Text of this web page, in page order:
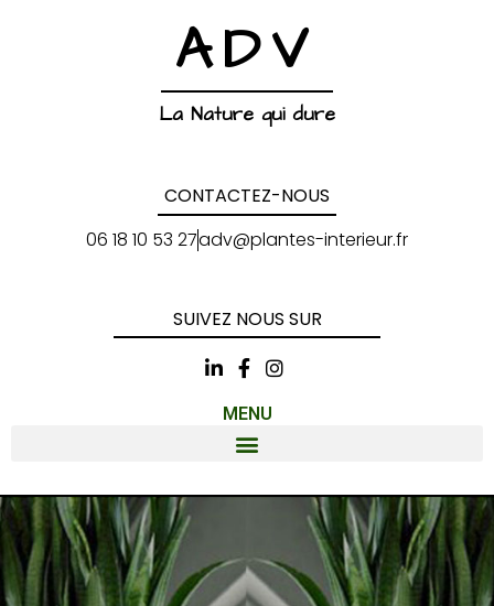
ADV
La Nature qui dure
CONTACTEZ-NOUS
06 18 10 53 27adv@plantes-interieur.fr
SUIVEZ NOUS SUR
MENU